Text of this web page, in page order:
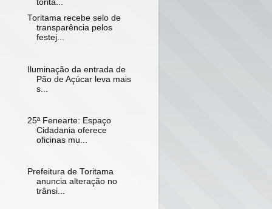
torita...
Toritama recebe selo de
transparência pelos
festej...
Iluminação da entrada de
Pão de Açúcar leva mais
s...
25ª Fenearte: Espaço
Cidadania oferece
oficinas mu...
Prefeitura de Toritama
anuncia alteração no
trânsi...